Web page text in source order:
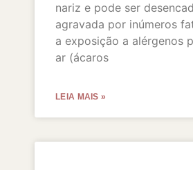
nariz e pode ser
agravada por inúmeros
a exposição a alérgenos
ar (ácaros
LEIA MAIS »